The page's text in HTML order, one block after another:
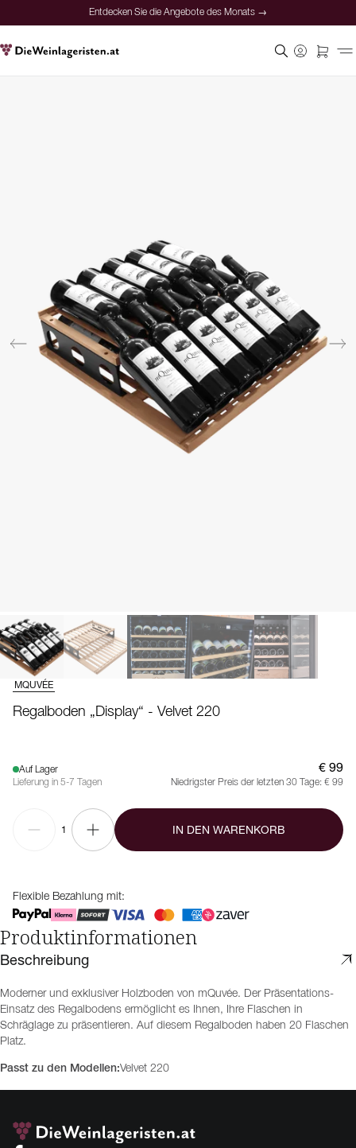
Entdecken Sie die Angebote des Monats →
MQUVÉE
Regalboden „Display“ - Velvet 220
Auf Lager
Lieferung in 5-7 Tagen
€ 99
Niedrigster Preis der letzten 30 Tage: € 99
1 IN DEN WARENKORB
Flexible Bezahlung mit:
Produktinformationen
Beschreibung
Moderner und exklusiver Holzboden von mQuvée. Der Präsentations-
Einsatz des Regalbodens ermöglicht es Ihnen, Ihre Flaschen in
Schräglage zu präsentieren. Auf diesem Regalboden haben 20 Flaschen
Platz.
Passt zu den Modellen:Velvet 220